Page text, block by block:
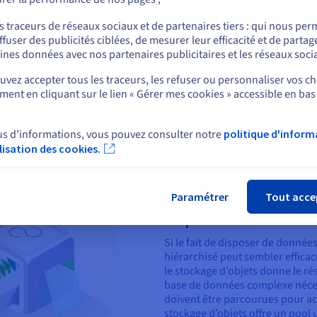
de données non structurées, le pool de stockage peut
de stockage illimité, capable d'évoluer en même temps
ainsi de créer une solution polyvalente et flexible, en
d'infrastructures cloud peut également faire
en quelques minutes, faisant des solutions cloud l’outil
Surpasser les données
Si le fait de disposer de
hiérarchisé peut sembler
le stockage d’objets donne le
base de données complexe
doivent être parcourues pour
stockage d’objets offre un
ou
sur le site actuel
un autre site web
traceurs de réseaux sociaux et de partenaires tiers : qui nous
des publicités ciblées, de mesurer leur efficacité et de
données avec nos partenaires publicitaires et les réseaux
accepter tous les traceurs, les refuser ou personnaliser vos
en cliquant sur le lien « Gérer mes cookies » accessible en
d’informations, vous pouvez consulter notre politique
des cookies.
Paramétrer Tout